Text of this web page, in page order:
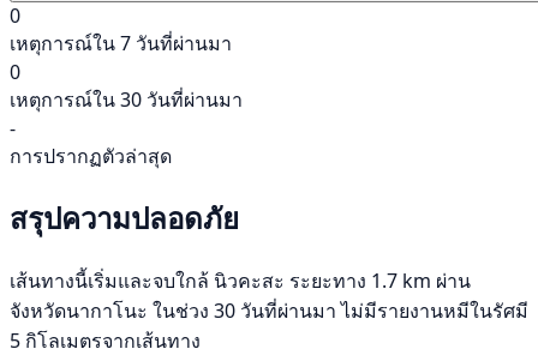
0
เหตุการณ์ใน 7 วันที่ผ่านมา
0
เหตุการณ์ใน 30 วันที่ผ่านมา
-
การปรากฏตัวล่าสุด
สรุปความปลอดภัย
เส้นทางนี้เริ่มและจบใกล้ นิวคะสะ ระยะทาง 1.7 km ผ่าน
จังหวัดนากาโนะ ในช่วง 30 วันที่ผ่านมา ไม่มีรายงานหมีในรัศมี
5 กิโลเมตรจากเส้นทาง